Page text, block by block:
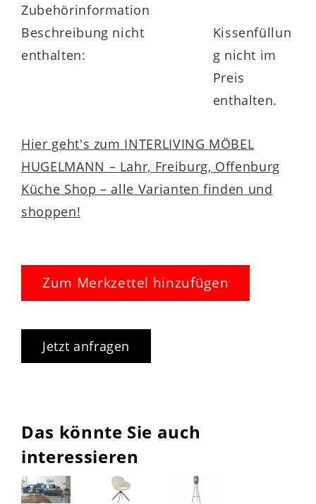
Zubehörinformation
Beschreibung nicht
enthalten:
Kissenfüllun
g nicht im
Preis
enthalten.
Hier geht's zum INTERLIVING MÖBEL
HUGELMANN – Lahr, Freiburg, Offenburg
Küche Shop – alle Varianten finden und
shoppen!
Zum Merkzettel hinzufügen
Jetzt anfragen
Das könnte Sie auch
interessieren